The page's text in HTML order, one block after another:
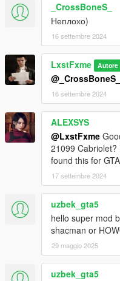
_CrossBoneS_
Неплохо)
16 settembre 2024
LxstFxme Autore
@_CrossBoneS_
16 settembre 2024
ALEXSYS
@LxstFxme
21099 Cabriolet?
found this for
17 settembre 2024
uzbek_gta5
hello super mod
shacman or
29 maggio 2025
uzbek_gta5